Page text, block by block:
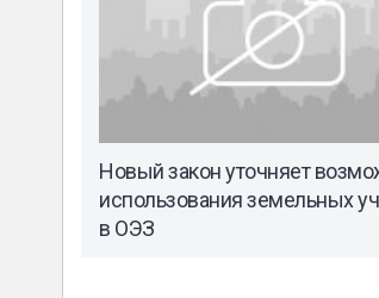
Новый закон уточняет
использования земельных
в ОЭЗ